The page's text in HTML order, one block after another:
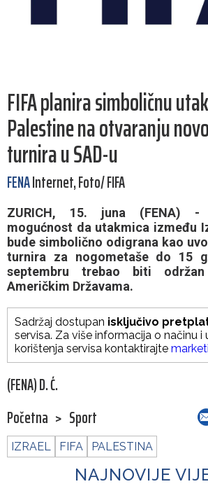
FIFA planira simboličnu
Palestine na otvaranju
turnira u SAD-u
FENAInternet, Foto/ FIFA
ZURICH, 15. juna (FENA) -
mogućnost da utakmica između
bude simbolično odigrana kao
turnira za nogometaše do 15
septembru trebao biti
Američkim Državama.
Sadržaj dostupan isključivo
servisa. Za više informacija o načinu i
korištenja servisa kontaktirajte
(FENA) D. Ć.
Početna > Sport
IZRAEL FIFA PALESTINA
NAJNOVIJE